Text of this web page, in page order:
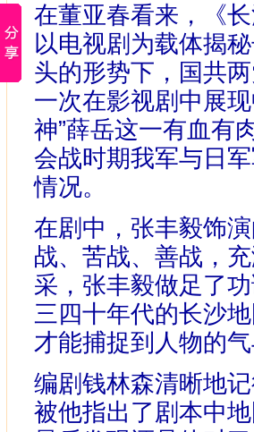
在董亚春看来，《
以电视剧为载体揭
头的形势下，国共
一次在影视剧中展
神”薛岳这一有血有
会战时期我军与日
情况。
在剧中，张丰毅饰
战、苦战、善战，
采，张丰毅做足了
三四十年代的长沙
才能捕捉到人物的
编剧钱林森清晰地
被他指出了剧本中